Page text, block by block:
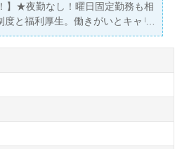
】★夜勤なし！曜日固定勤務も相
と福利厚生。働きがいとキャリ
職場です！ ★家事や育児と両立
が多数★ ■施設見学も随時受付
ください。